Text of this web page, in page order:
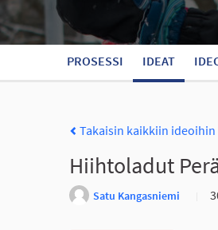
PROSESSI IDEAT
Takaisin kaikkiin ideoihin
Hiihtoladut
Satu Kangasniemi